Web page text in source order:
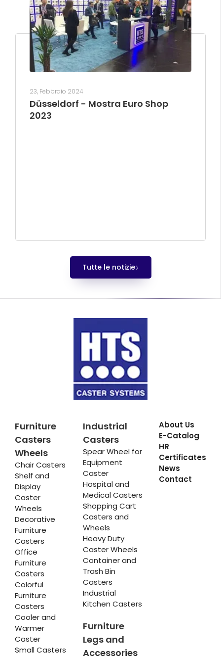
23, Febbraio 2024
Düsseldorf - Mostra Euro Shop
2023
Tutte le notizie
Furniture
Casters
Wheels
Chair Casters
Shelf and
Display
Caster
Wheels
Decorative
Furniture
Casters
Office
Furniture
Casters
Colorful
Furniture
Casters
Cooler and
Warmer
Caster
Small Casters
Industrial
Casters
Spear Wheel for
Equipment
Caster
Hospital and
Medical Casters
Shopping Cart
Casters and
Wheels
Heavy Duty
Caster Wheels
Container and
Trash Bin
Casters
Industrial
Kitchen Casters
Furniture
Legs and
Accessories
About Us
E-Catalog
HR
Certificates
News
Contact